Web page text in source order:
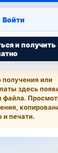
Войти
и получить
получения или
здесь
файла.
и печати.